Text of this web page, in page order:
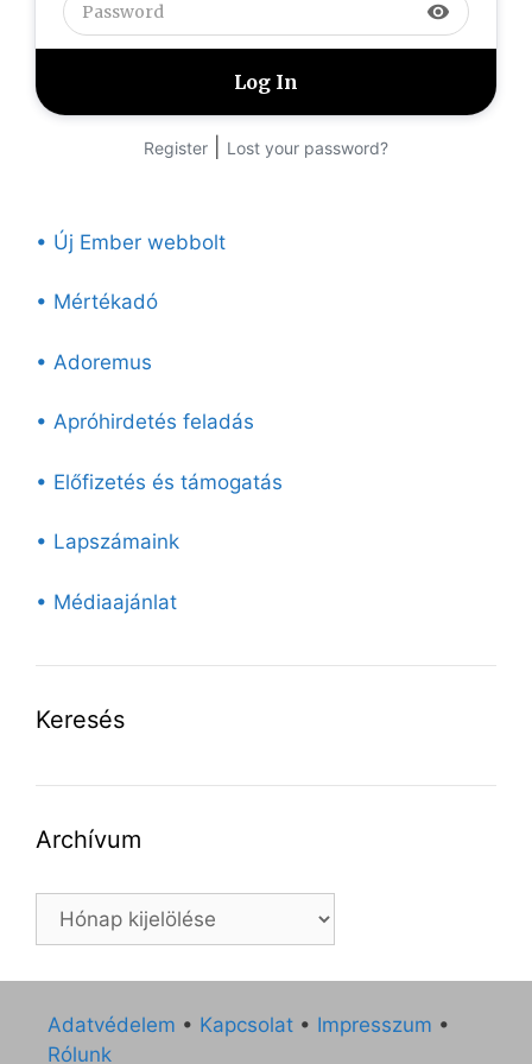
visibility
Register Lost your password?
• Új Ember webbolt
• Mértékadó
• Adoremus
• Apróhirdetés feladás
• Előfizetés és támogatás
• Lapszámaink
• Médiaajánlat
Keresés
Archívum
Archívum
Adatvédelem • Kapcsolat • Impresszum •
Rólunk